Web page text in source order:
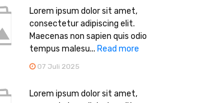
Lorem ipsum dolor sit amet,
consectetur adipiscing elit.
Maecenas non sapien quis odio
tempus malesu... Read more
07 Juli 2025
Lorem ipsum dolor sit amet,